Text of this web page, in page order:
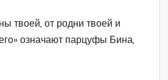
твоей, от родни твоей и
означают парцуфы Бина,